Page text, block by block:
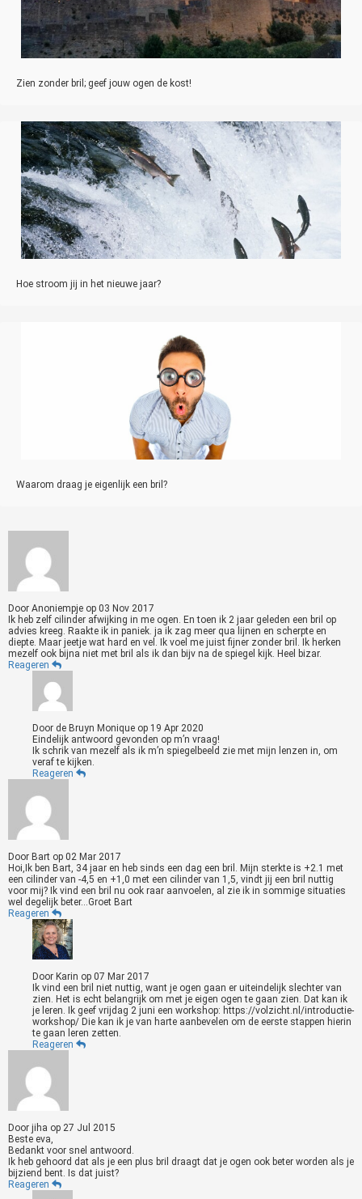
Zien zonder bril; geef jouw ogen de kost!
Hoe stroom jij in het nieuwe jaar?
Waarom draag je eigenlijk een bril?
Door Anoniempje op 03 Nov 2017
Ik heb zelf cilinder afwijking in me ogen. En toen ik 2 jaar geleden een bril op
advies kreeg. Raakte ik in paniek. ja ik zag meer qua lijnen en scherpte en
diepte. Maar jeetje wat hard en vel. Ik voel me juist fijner zonder bril. Ik herken
mezelf ook bijna niet met bril als ik dan bijv na de spiegel kijk. Heel bizar.
Reageren
Door de Bruyn Monique op 19 Apr 2020
Eindelijk antwoord gevonden op m’n vraag!
Ik schrik van mezelf als ik m’n spiegelbeeld zie met mijn lenzen in, om
veraf te kijken.
Reageren
Door Bart op 02 Mar 2017
Hoi,Ik ben Bart, 34 jaar en heb sinds een dag een bril. Mijn sterkte is +2.1 met
een cilinder van -4,5 en +1,0 met een cilinder van 1,5, vindt jij een bril nuttig
voor mij? Ik vind een bril nu ook raar aanvoelen, al zie ik in sommige situaties
wel degelijk beter...Groet Bart
Reageren
Door Karin op 07 Mar 2017
Ik vind een bril niet nuttig, want je ogen gaan er uiteindelijk slechter van
zien. Het is echt belangrijk om met je eigen ogen te gaan zien. Dat kan ik
je leren. Ik geef vrijdag 2 juni een workshop: https://volzicht.nl/introductie-
workshop/ Die kan ik je van harte aanbevelen om de eerste stappen hierin
te gaan leren zetten.
Reageren
Door jiha op 27 Jul 2015
Beste eva,
Bedankt voor snel antwoord.
Ik heb gehoord dat als je een plus bril draagt dat je ogen ook beter worden als je
bijziend bent. Is dat juist?
Reageren